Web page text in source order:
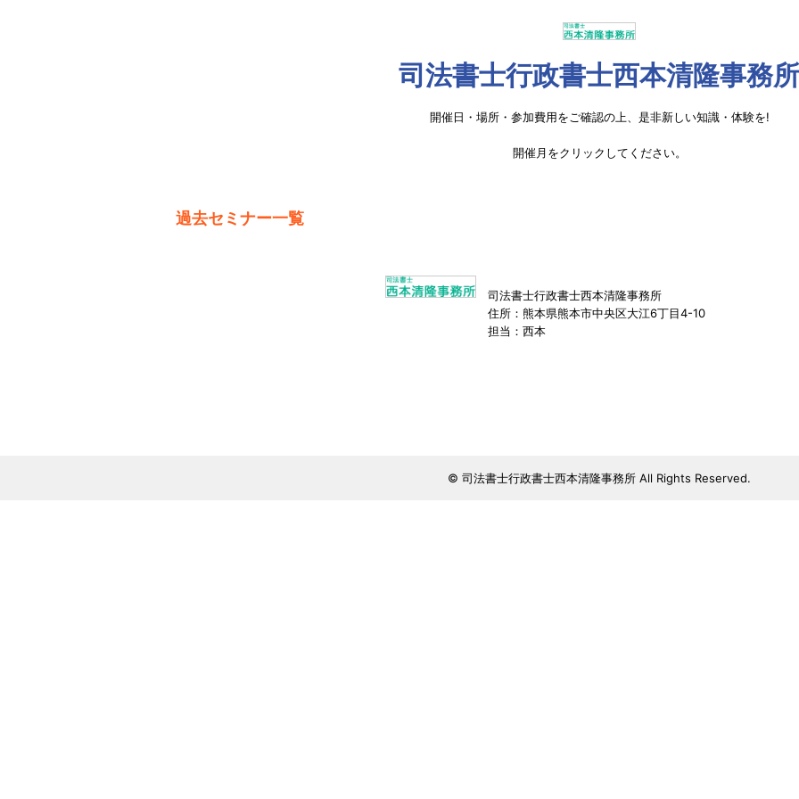
司法書士行政書士西本清隆事務所
開催日・場所・参加費用をご確認の上、是非新しい知識・体験を!
開催月をクリックしてください。
過去セミナー一覧
司法書士行政書士西本清隆事務所
住所：熊本県熊本市中央区大江6丁目4-10
担当：西本
© 司法書士行政書士西本清隆事務所 All Rights Reserved.